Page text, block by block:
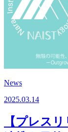
News
2025.03.14
【プレス